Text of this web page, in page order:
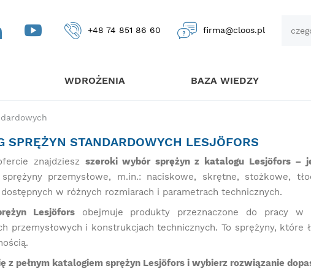
+48 74 851 86 60 firma@cloos.pl
WDROŻENIA BAZA WIEDZY
SPRĘŻYN STANDARDOWYCH LESJÖFORS
znajdziesz szeroki wybór sprężyn z katalogu Lesjöfors –
przemysłowe, m.in.: naciskowe, skrętne, stożkowe,
w różnych rozmiarach i parametrach technicznych.
Lesjöforsobejmuje produkty przeznaczone do pracy w
przemysłowych i konstrukcjach technicznych. To sprężyny, które
z pełnym katalogiem sprężyn Lesjöfors i wybierz rozwiązanie